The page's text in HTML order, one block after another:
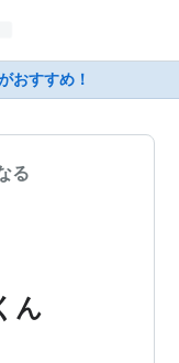
おすすめ！
る
ん